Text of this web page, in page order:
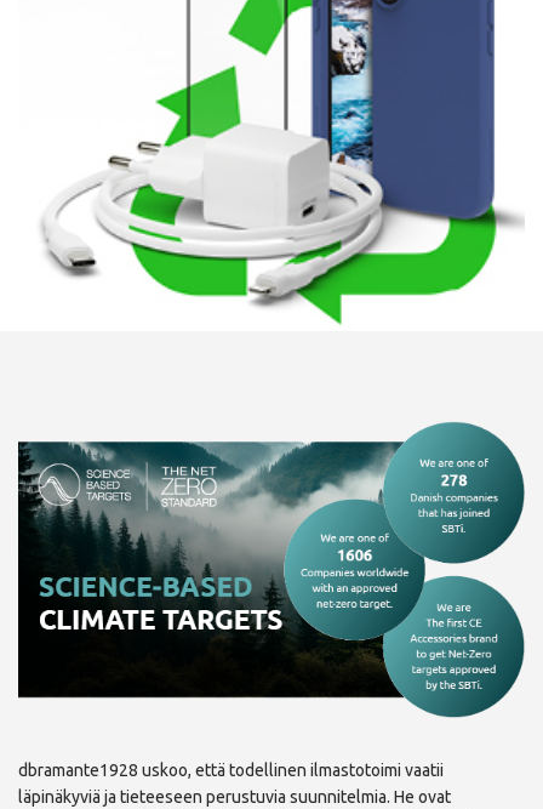
dbramante1928 uskoo, että todellinen ilmastotoimi vaatii
läpinäkyviä ja tieteeseen perustuvia suunnitelmia. He ovat